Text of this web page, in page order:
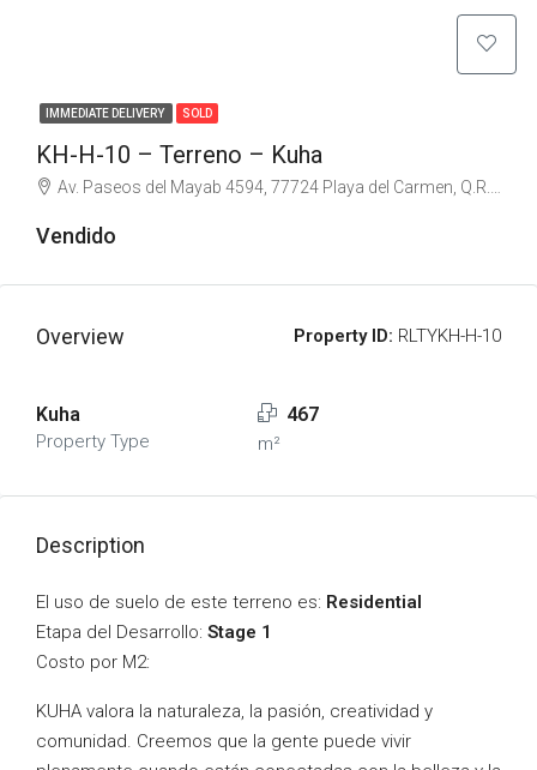
IMMEDIATE DELIVERY SOLD
KH-H-10 – Terreno – Kuha
Av. Paseos del Mayab 4594, 77724 Playa del Carmen, Q.R., Mexico
Vendido
Overview Property ID: RLTYKH-H-10
Kuha
Property Type
467
m²
Description
El uso de suelo de este terreno es: Residential
Etapa del Desarrollo: Stage 1
Costo por M2:
KUHA valora la naturaleza, la pasión, creatividad y
comunidad. Creemos que la gente puede vivir